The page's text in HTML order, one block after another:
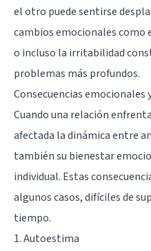
el otro puede sentirse
cambios emocionales
o incluso la irritabilidad
problemas más profundos.
Consecuencias emocionales
Cuando una relación
afectada la dinámica entre
también su bienestar
individual. Estas
algunos casos, difíciles de
tiempo.
1. Autoestima